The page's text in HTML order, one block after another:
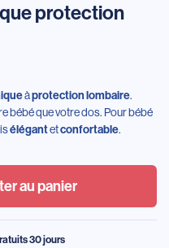
protection
àprotection lombaire.
bébé que votre dos. Pour bébé
élégantetconfortable.
au panier
30 jours